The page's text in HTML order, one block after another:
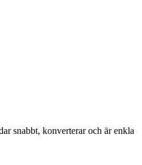
snabbt, konverterar och är enkla